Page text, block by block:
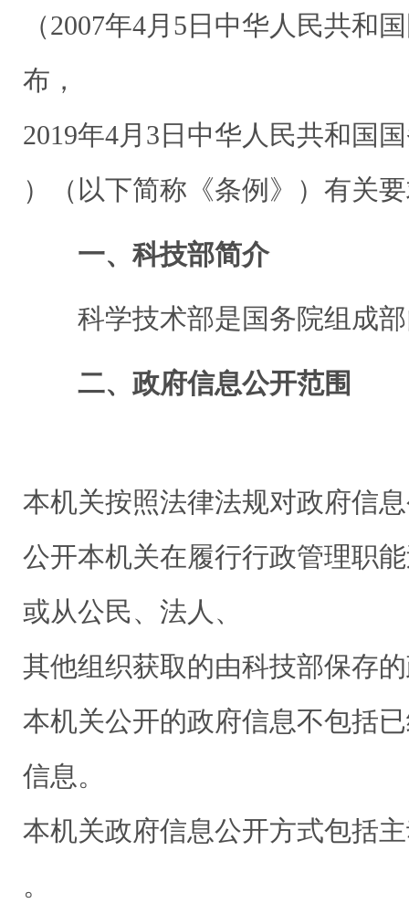
（2007年4月5日中华人民共和
布，
2019年4月3日中华人民共和国
）（以下简称《条例》）有关
一、科技部简介
科学技术部是国务院组成部
二、政府信息公开范围
本机关按照法律法规对政府信
公开本机关在履行行政管理职
或从公民、法人、
其他组织获取的由科技部保存
本机关公开的政府信息不包括
信息。
本机关政府信息公开方式包括
。